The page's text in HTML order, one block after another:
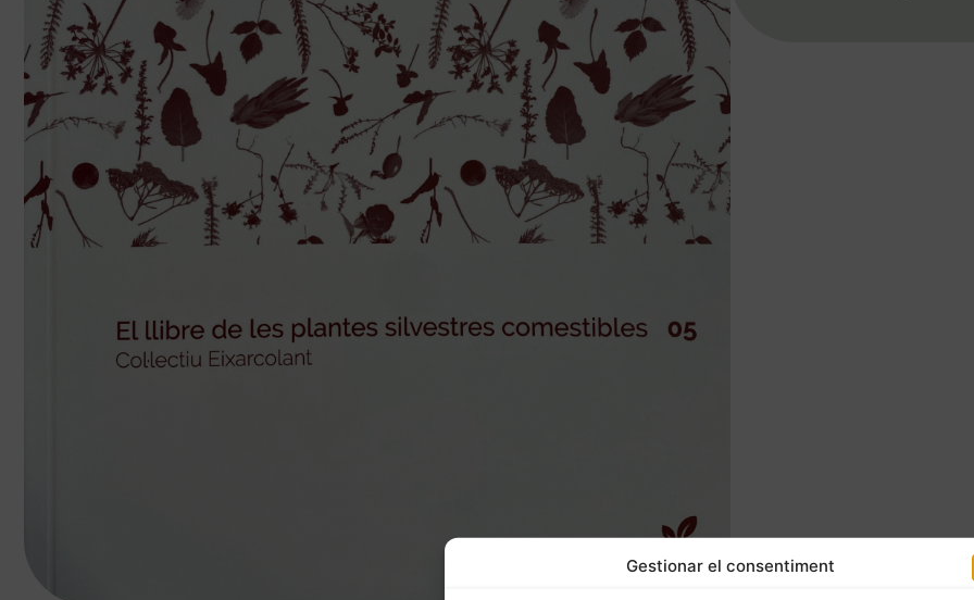
Gestionar el consentiment